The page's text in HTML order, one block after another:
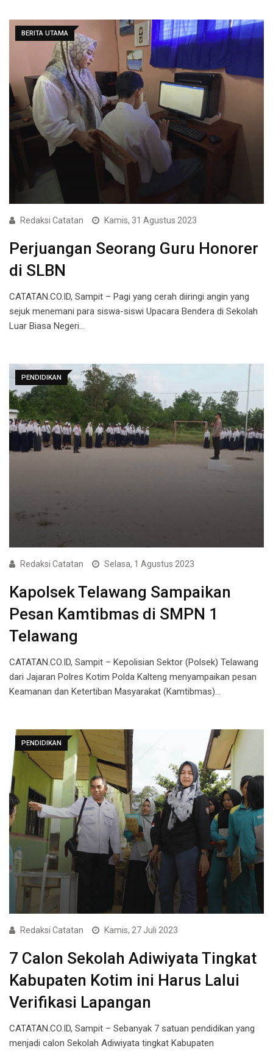
BERITA UTAMA
Redaksi Catatan Kamis, 31 Agustus 2023
Perjuangan Seorang Guru Honorer
di SLBN
CATATAN.CO.ID, Sampit – Pagi yang cerah diiringi angin yang
sejuk menemani para siswa-siswi Upacara Bendera di Sekolah
Luar Biasa Negeri…
PENDIDIKAN
Redaksi Catatan Selasa, 1 Agustus 2023
Kapolsek Telawang Sampaikan
Pesan Kamtibmas di SMPN 1
Telawang
CATATAN.CO.ID, Sampit – Kepolisian Sektor (Polsek) Telawang
dari Jajaran Polres Kotim Polda Kalteng menyampaikan pesan
Keamanan dan Ketertiban Masyarakat (Kamtibmas)…
PENDIDIKAN
Redaksi Catatan Kamis, 27 Juli 2023
7 Calon Sekolah Adiwiyata Tingkat
Kabupaten Kotim ini Harus Lalui
Verifikasi Lapangan
CATATAN.CO.ID, Sampit – Sebanyak 7 satuan pendidikan yang
menjadi calon Sekolah Adiwiyata tingkat Kabupaten